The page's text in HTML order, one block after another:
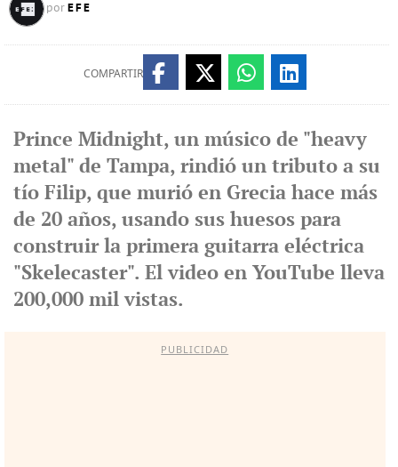
por EFE
COMPARTIR
Prince Midnight, un músico de "heavy
metal" de Tampa, rindió un tributo a su
tío Filip, que murió en Grecia hace más
de 20 años, usando sus huesos para
construir la primera guitarra eléctrica
"Skelecaster". El video en YouTube lleva
200,000 mil vistas.
PUBLICIDAD